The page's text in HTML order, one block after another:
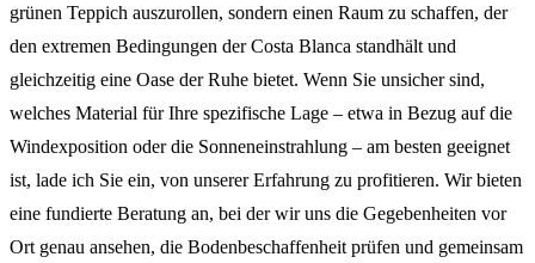
grünen Teppich auszurollen, sondern einen Raum zu schaffen, der
den extremen Bedingungen der Costa Blanca standhält und
gleichzeitig eine Oase der Ruhe bietet. Wenn Sie unsicher sind,
welches Material für Ihre spezifische Lage – etwa in Bezug auf die
Windexposition oder die Sonneneinstrahlung – am besten geeignet
ist, lade ich Sie ein, von unserer Erfahrung zu profitieren. Wir bieten
eine fundierte Beratung an, bei der wir uns die Gegebenheiten vor
Ort genau ansehen, die Bodenbeschaffenheit prüfen und gemeinsam